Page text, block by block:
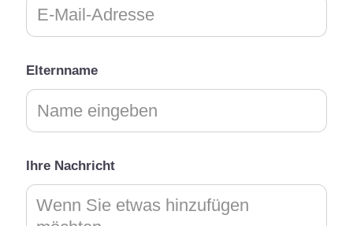
Elternname
Ihre Nachricht